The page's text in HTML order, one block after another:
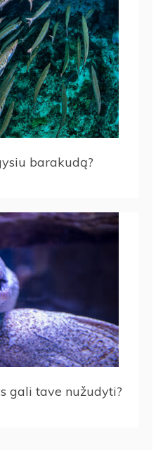
barakudą?
gali tave nužudyti?